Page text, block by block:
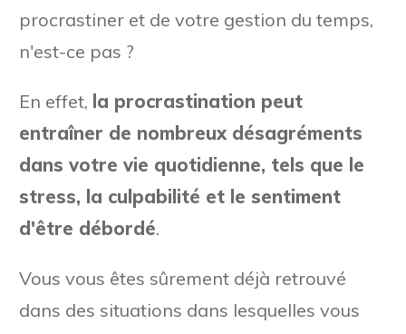
procrastiner et de votre gestion du temps,
n'est-ce pas ?
En effet, la procrastination peut
entraîner de nombreux désagréments
dans votre vie quotidienne, tels que le
stress, la culpabilité et le sentiment
d'être débordé.
Vous vous êtes sûrement déjà retrouvé
dans des situations dans lesquelles vous